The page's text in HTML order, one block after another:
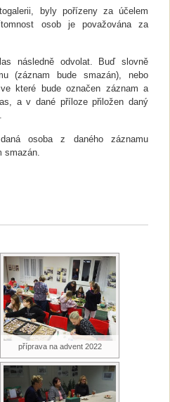
byly pořízeny za účelem
osob je považována za
následně odvolat. Buď slovně
(záznam bude smazán), nebo
které bude označen záznam a
a v dané příloze přiložen daný
osoba z daného záznamu
smazán.
příprava na advent 2022